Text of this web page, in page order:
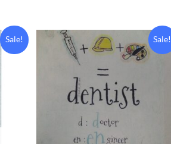
Sale! Sale!
Original
price
was:
15,00 KM.
Current
price
is: